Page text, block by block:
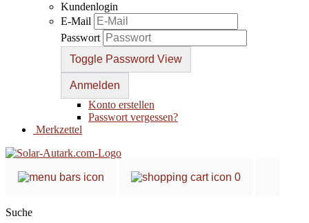
Kundenlogin
E-Mail
Passwort
Toggle Password View
Konto erstellen
Passwort vergessen?
Merkzettel
0
Suche